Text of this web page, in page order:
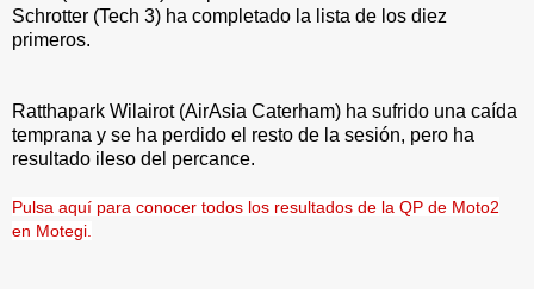
Schrotter (Tech 3) ha completado la lista de los diez
primeros.
Ratthapark Wilairot (AirAsia Caterham) ha sufrido una caída
temprana y se ha perdido el resto de la sesión, pero ha
resultado ileso del percance.
Pulsa aquí para conocer todos los resultados de la QP de Moto2
en Motegi.